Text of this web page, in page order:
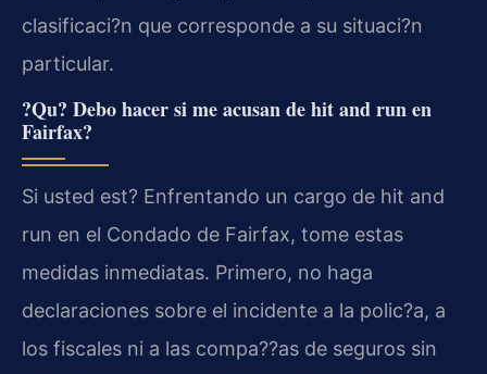
clasificaci?n que corresponde a su situaci?n
particular.
?Qu? Debo hacer si me acusan de hit and run en
Fairfax?
Si usted est? Enfrentando un cargo de hit and
run en el Condado de Fairfax, tome estas
medidas inmediatas. Primero, no haga
declaraciones sobre el incidente a la polic?a, a
los fiscales ni a las compa??as de seguros sin